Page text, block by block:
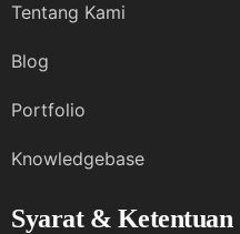
Tentang Kami
Blog
Portfolio
Knowledgebase
Syarat & Ketentuan